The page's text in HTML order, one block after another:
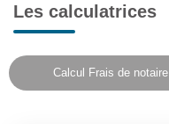
Les calculatrices
Calcul Frais de notaire